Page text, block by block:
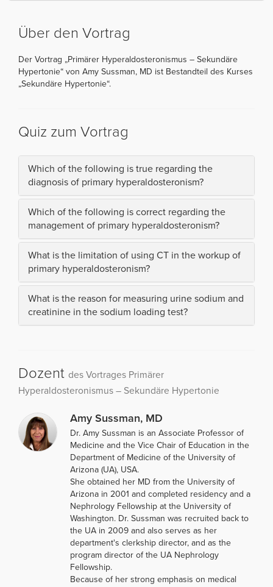
Über den Vortrag
Der Vortrag „Primärer Hyperaldosteronismus – Sekundäre
Hypertonie“ von Amy Sussman, MD ist Bestandteil des Kurses
„Sekundäre Hypertonie“.
Quiz zum Vortrag
Which of the following is true regarding the
diagnosis of primary hyperaldosteronism?
Which of the following is correct regarding the
management of primary hyperaldosteronism?
What is the limitation of using CT in the workup of
primary hyperaldosteronism?
What is the reason for measuring urine sodium and
creatinine in the sodium loading test?
Dozent des Vortrages Primärer
Hyperaldosteronismus – Sekundäre Hypertonie
Amy Sussman, MD
Dr. Amy Sussman is an Associate Professor of
Medicine and the Vice Chair of Education in the
Department of Medicine of the University of
Arizona (UA), USA.
She obtained her MD from the University of
Arizona in 2001 and completed residency and a
Nephrology Fellowship at the University of
Washington. Dr. Sussman was recruited back to
the UA in 2009 and also serves as her
department's clerkship director, and as the
program director of the UA Nephrology
Fellowship.
Because of her strong emphasis on medical